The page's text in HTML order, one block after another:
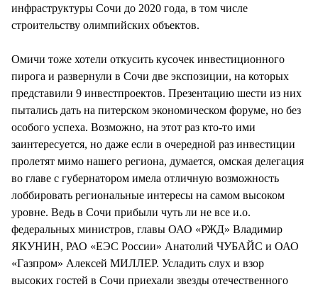
инфраструктуры Сочи до 2020 года, в том числе
строительству олимпийских объектов.
Омичи тоже хотели откусить кусочек инвестиционного
пирога и развернули в Сочи две экспозиции, на которых
представили 9 инвестпроектов. Презентацию шести из них
пытались дать на питерском экономическом форуме, но без
особого успеха. Возможно, на этот раз кто-то ими
заинтересуется, но даже если в очередной раз инвестиции
пролетят мимо нашего региона, думается, омская делегация
во главе с губернатором имела отличную возможность
лоббировать региональные интересы на самом высоком
уровне. Ведь в Сочи прибыли чуть ли не все и.о.
федеральных министров, главы ОАО «РЖД» Владимир
ЯКУНИН, РАО «ЕЭС России» Анатолий ЧУБАЙС и ОАО
«Газпром» Алексей МИЛЛЕР. Усладить слух и взор
высоких гостей в Сочи приехали звезды отечественного